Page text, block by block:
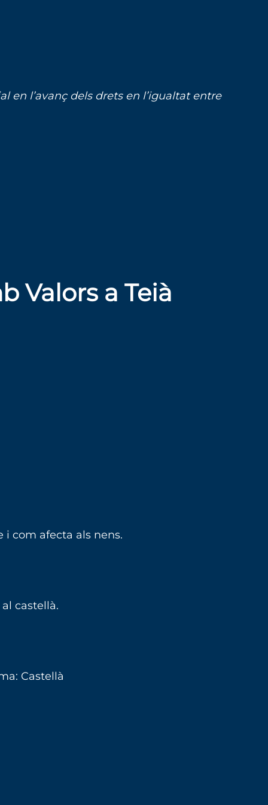
l’avanç dels drets en l’igualtat entre
Valors a Teià
i com afecta als nens.
castellà.
Castellà